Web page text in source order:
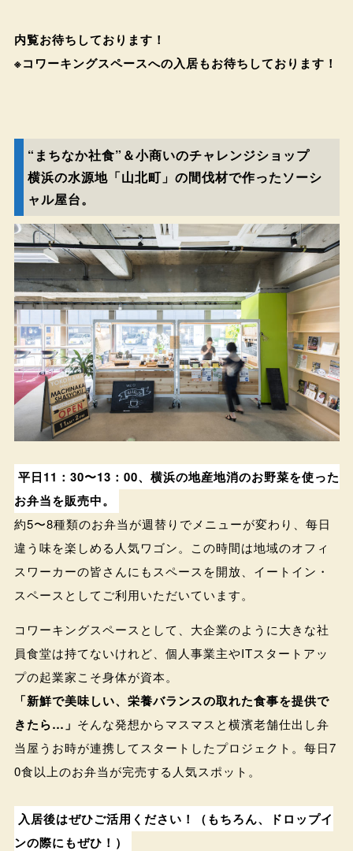
内覧お待ちしております！
※コワーキングスペースへの入居もお待ちしております！
“まちなか社食”＆小商いのチャレンジショップ
横浜の水源地「山北町」の間伐材で作ったソーシ
ャル屋台。
平日11：30〜13：00、横浜の地産地消のお野菜を使った
お弁当を販売中。
約5〜8種類のお弁当が週替りでメニューが変わり、每日
違う味を楽しめる人気ワゴン。この時間は地域のオフィ
スワーカーの皆さんにもスペースを開放、イートイン・
スペースとしてご利用いただいています。
コワーキングスペースとして、大企業のように大きな社
員食堂は持てないけれど、個人事業主やITスタートアッ
プの起業家こそ身体が資本。
「新鮮で美味しい、栄養バランスの取れた食事を提供で
きたら…」 そんな発想からマスマスと横濱老舗仕出し弁
当屋うお時が連携してスタートしたプロジェクト。每日7
0食以上のお弁当が完売する人気スポット。
入居後はぜひご活用ください！（もちろん、ドロップイ
ンの際にもぜひ！）